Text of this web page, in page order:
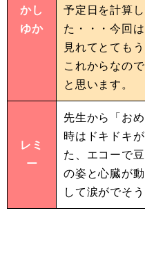
かし
ゆか
予定日を計算
た・・・今回
見れてとても
これからなの
と思います。
レミ
ー
先生から「お
時はドキドキ
た、エコーで
の姿と心臓が
して涙がでそ